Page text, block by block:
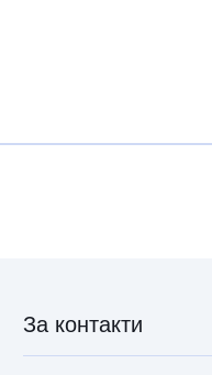
За контакти